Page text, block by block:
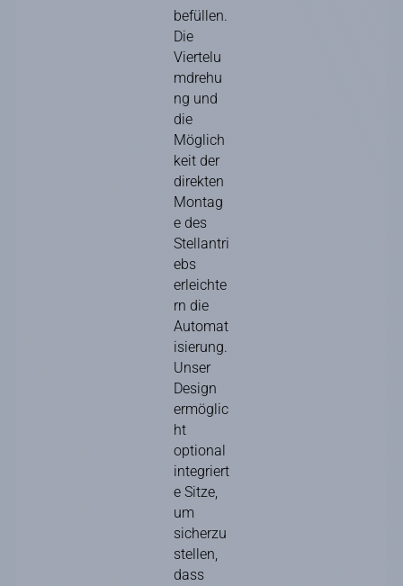
befüllen.
Die
Viertelu
mdrehu
ng und
die
Möglich
keit der
direkten
Montag
e des
Stellantri
ebs
erleichte
rn die
Automat
isierung.
Unser
Design
ermöglic
ht
optional
integriert
e Sitze,
um
sicherzu
stellen,
dass